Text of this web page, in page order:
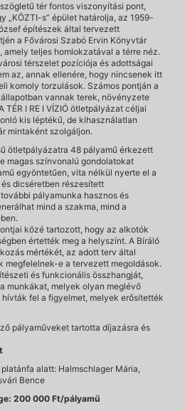
tér fontos viszonyítási pont,
„KÖZTI-s” épület határolja, az 1959-
építészek által tervezett
a Fővárosi Szabó Ervin Könyvtár
amely teljes homlokzatával a térre néz.
térszelet pozíciója és adottságai
az, annak ellenére, hogy nincsenek itt
komoly torzulások. Számos pontján a
vannak terek, növényzete
TÉR I RE I VÍZIÓ ötletpályázat céljai
kis léptékű, de kihasználatlan
mintaként szolgáljon.
ötletpályázatra 48 pályamű érkezett
magas színvonalú gondolatokat
egyöntetűen, vita nélkül nyerte el a
dicséretben részesített
pályamunka hasznos és
mind a szakma, mind a
közé tartozott, hogy az alkotók
értették meg a helyszínt. A Bíráló
mértékét, az adott terv által
megfelelnek-e a tervezett megoldások.
és funkcionális összhangját,
munkákat, melyek olyan meglévő
fel a figyelmet, melyek erősítették
pályaműveket tartotta díjazásra és
alatt: Halmschlager Mária,
Bence
200 000 Ft/pályamű